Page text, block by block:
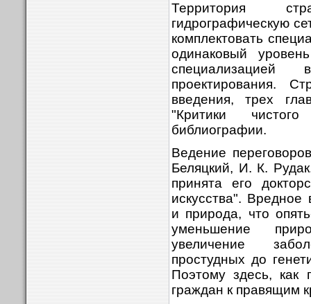
Территория
гидрографическую
комплектовать
одинаковый
специализацией
проектирования.
введения, трех
"Критики
библиографии.
Ведение
Беляцкий, И. К.
принята его
искусства". Вредное
и природа, что
уменьшение
увеличение
простудных до
Поэтому здесь, как
граждан к правящим